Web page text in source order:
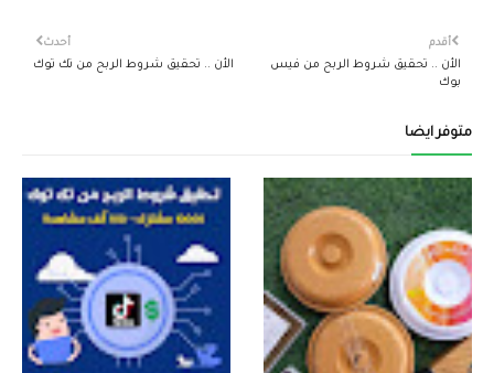
أحدث
الأن .. تحقيق شروط الربح من تك توك
أقدم
الأن .. تحقيق شروط الربح من فيس
بوك
متوفر ايضاً